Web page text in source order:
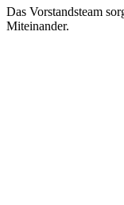
Das Vorstandsteam
Miteinander.